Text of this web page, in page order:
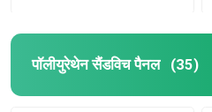
स्टील चैनल अनुभाग
पॉलीयुरेथेन सैंडविच पैनल (35)